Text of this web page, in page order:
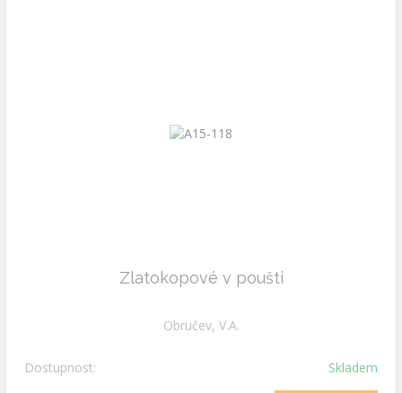
Zlatokopové v poušti
Obručev, V.A.
Dostupnost: Skladem